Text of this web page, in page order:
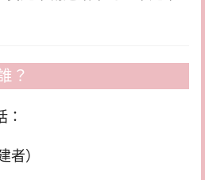
？
：
者）